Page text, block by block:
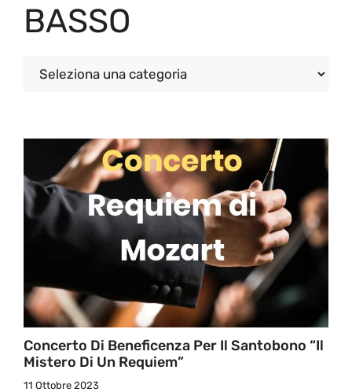
BASSO
Categorie
Concerto Di Beneficenza Per Il Santobono “Il
Mistero Di Un Requiem”
11 Ottobre 2023